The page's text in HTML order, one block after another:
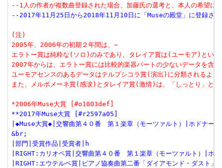
--1人の作者が複数曲登録された場合、加藤氏の選考と、本人の希望に
--2017年11月25日から2018年11月10日に「Museの殿堂」に登録され
(注)
2005年、2006年の初期２年間は、~
エラトー賞は純粋な(ソロ)のみであり、タレイア賞は(ユーモア)という
2007年からは、エラトー賞には比較的楽器パートの少ないデータを含
ユーモアセンスのあるデータはテルプシコラ賞(演出)に分類されるよう
また、メルポメーネ賞(感涙)とタレイア賞(激情)は、「しっとり」と
*2006年Muse大賞 [#o1803def]
**2017年Muse大賞 [#r2597a05]
|◆Muse大賞◆|交響曲第４０番　第１楽章（モーツァルト）|ホドナー
&br;
|部門|受賞作品|受賞者|h
|RIGHT:カリオペ賞|交響曲第４０番　第１楽章（モーツァルト）|ホ
|RIGHT:エウテルペ賞|ピアノ協奏曲第二番「ダイアモンド・ダスト